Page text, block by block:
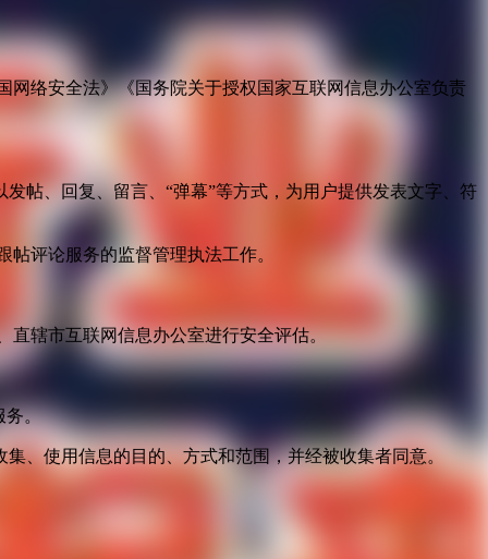
络安全法》《国务院关于授权国家互联网信息办公室负责
帖、回复、留言、“弹幕”等方式，为用户提供发表文字、符
评论服务的监督管理执法工作。
直辖市互联网信息办公室进行安全评估。
务。
、使用信息的目的、方式和范围，并经被收集者同意。